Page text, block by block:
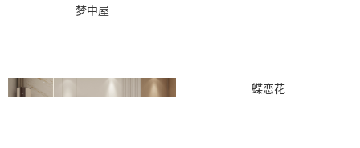
梦中屋
蝶恋花